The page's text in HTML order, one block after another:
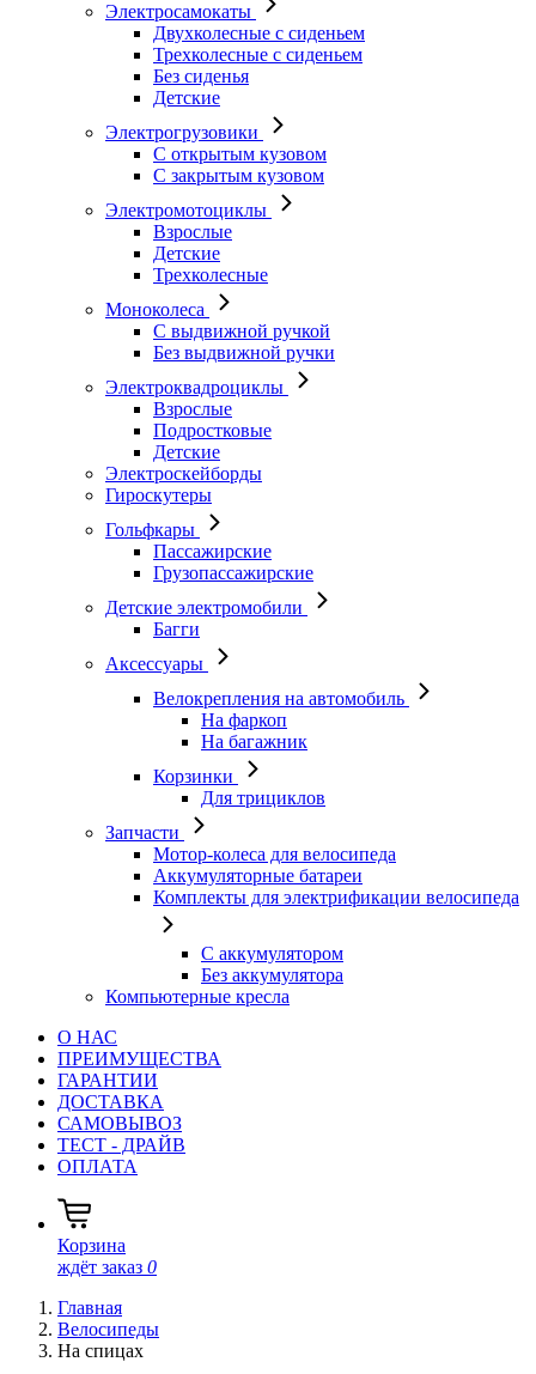
Электросамокаты
Двухколесные с сиденьем
Трехколесные с сиденьем
Без сиденья
Детские
Электрогрузовики
С открытым кузовом
С закрытым кузовом
Электромотоциклы
Взрослые
Детские
Трехколесные
Моноколеса
С выдвижной ручкой
Без выдвижной ручки
Электроквадроциклы
Взрослые
Подростковые
Детские
Электроскейборды
Гироскутеры
Гольфкары
Пассажирские
Грузопассажирские
Детские электромобили
Багги
Аксессуары
Велокрепления на автомобиль
На фаркоп
На багажник
Корзинки
Для трициклов
Запчасти
Мотор-колеса для велосипеда
Аккумуляторные батареи
Комплекты для электрификации велосипеда
С аккумулятором
Без аккумулятора
Компьютерные кресла
О НАС
ПРЕИМУЩЕСТВА
ГАРАНТИИ
ДОСТАВКА
САМОВЫВОЗ
ТЕСТ - ДРАЙВ
ОПЛАТА
Корзина
ждёт заказ 0
Главная
Велосипеды
На спицах